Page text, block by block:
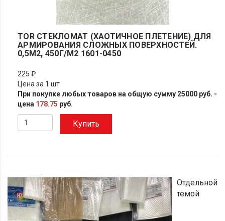
TOR СТЕКЛОМАТ (ХАОТИЧНОЕ ПЛЕТЕНИЕ) ДЛЯ
АРМИРОВАНИЯ СЛОЖНЫХ ПОВЕРХНОСТЕЙ.
0,5М2, 450Г/М2 1601-0450
225 ₽
Цена за 1 шт
При покупке любых товаров на общую сумму 25000 руб. -
цена 178.75 руб.
Купить
Отдельной
темой